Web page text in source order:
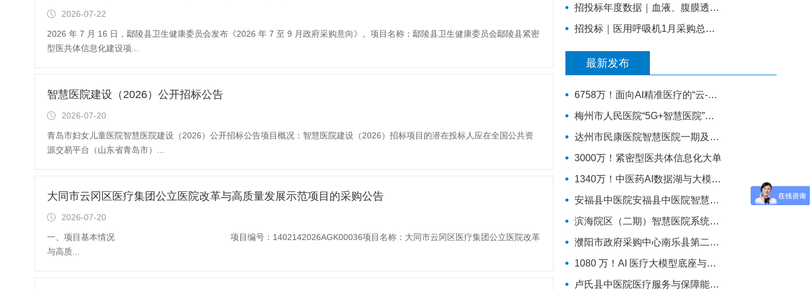
2026-07-22
2026 年 7 月 16 日，鄢陵县卫生健康委员会发布《2026 年 7 至 9 月政府采购意向》。项目名称：鄢陵县卫生健康委员会鄢陵县紧密
型医共体信息化建设项...
智慧医院建设（2026）公开招标公告
2026-07-20
青岛市妇女儿童医院智慧医院建设（2026）公开招标公告项目概况：智慧医院建设（2026）招标项目的潜在投标人应在全国公共资
源交易平台（山东省青岛市）...
大同市云冈区医疗集团公立医院改革与高质量发展示范项目的采购公告
2026-07-20
一、项目基本情况 项目编号：1402142026AGK00036项目名称：大同市云冈区医疗集团公立医院改革
与高质...
招投标年度数据｜血液、腹膜透析设备近3年采购总额38.7亿元，年均增长约4亿元
招投标｜医用呼吸机1月采购总额超亿元，中标品牌达45家
最新发布
6758万！面向AI精准医疗的“云-边-端”协同智算及一体化赋能平台建设项目
梅州市人民医院“5G+智慧医院”无人物流配送系统服务采购项目招标公告
达州市民康医院智慧医院一期及社会心理服务平台密码应用改造项目(二次)招标公告
3000万！紧密型医共体信息化大单
1340万！中医药AI数据湖与大模型融合应用项目
安福县中医院安福县中医院智慧医院改造和医共体对接项目采购实行单一来源采购方式的公示
滨海院区（二期）智慧医院系统建设项目第二阶段重症、麻醉建设公开招标招标公告
濮阳市政府采购中心南乐县第二人民医院智慧医院及医疗设备采购项目（二次）公开招标公告
1080 万！AI 医疗大模型底座与应用大单
卢氏县中医院医疗服务与保障能力提升项目（智慧医院信息平台升级改造）第一批项目-流标公告